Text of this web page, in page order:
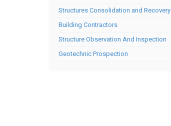
Structures Consolidation and Recovery
Building Contractors
Structure Observation And Inspection
Geotechnic Prospection